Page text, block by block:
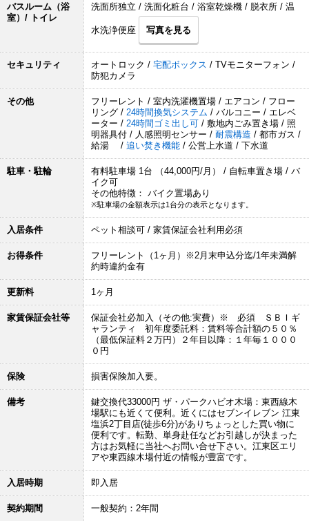
バスルーム（浴
室）/ トイレ
洗面所独立 / 洗面化粧台 / 浴室乾燥機 / 脱衣所 / 温
水洗浄便座 写真を見る
セキュリティ オートロック / 宅配ボックス / TVモニターフォン /
防犯カメラ
その他
フリーレント / 室内洗濯機置場 / エアコン / フロー
リング / 24時間換気システム / バルコニー / エレベ
ーター / 24時間ゴミ出し可 / 敷地内ごみ置き場 / 照
明器具付 / 人感照明センサー / 耐震構造 / 都市ガス /
給湯 / 追い焚き機能 / 公営上水道 / 下水道
駐車・駐輪
有料駐車場 1台 （44,000円/月） / 自転車置き場 / バ
イク可
その他特徴： バイク置場あり
※駐車場の金額表示は1台分の表示となります。
入居条件 ペット相談可 / 家賃保証会社利用必須
お得条件
フリーレント（1ヶ月）※2月末申込分迄/1年未満解
約時違約金有
更新料 1ヶ月
家賃保証会社等
保証会社必加入（その他:実費）※ 必須 ＳＢＩギ
ャランティ 初年度委託料：賃料等合計額の５０％
（最低保証料２万円）２年目以降：１年毎１０００
０円
保険 損害保険加入要。
備考
鍵交換代33000円 ザ・パークハビオ木場：東西線木
場駅にも近くて便利。近くにはセブンイレブン 江東
塩浜2丁目店(徒歩6分)がありちょっとした買い物に
便利です。転勤、単身赴任などお引越しが決まった
方はお気軽に当社へお問い合せ下さい。江東区エリ
アや東西線木場付近の情報が豊富です。
入居時期 即入居
契約期間 一般契約：2年間